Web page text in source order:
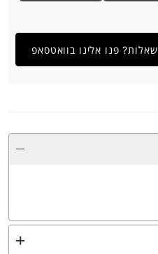
שאלות? פנו אלינו בוואטסאפ